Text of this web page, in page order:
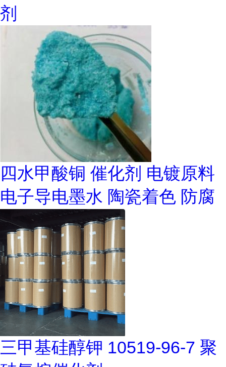
剂
四水甲酸铜 催化剂 电镀原料
电子导电墨水 陶瓷着色 防腐
三甲基硅醇钾 10519-96-7 聚